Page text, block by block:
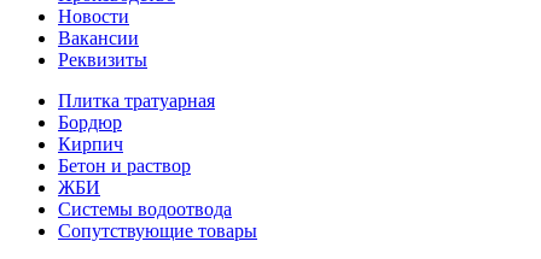
Новости
Вакансии
Реквизиты
Плитка тратуарная
Бордюр
Кирпич
Бетон и раствор
ЖБИ
Системы водоотвода
Сопутствующие товары